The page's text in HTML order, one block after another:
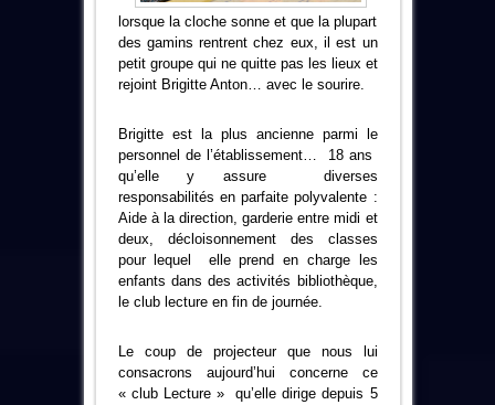
lorsque la cloche sonne et que la plupart
des gamins rentrent chez eux, il est un
petit groupe qui ne quitte pas les lieux et
rejoint Brigitte Anton… avec le sourire.
Brigitte est la plus ancienne parmi le
personnel de l’établissement… 18 ans
qu’elle y assure diverses
responsabilités en parfaite polyvalente :
Aide à la direction, garderie entre midi et
deux, décloisonnement des classes
pour lequel elle prend en charge les
enfants dans des activités bibliothèque,
le club lecture en fin de journée.
Le coup de projecteur que nous lui
consacrons aujourd’hui concerne ce
« club Lecture » qu’elle dirige depuis 5